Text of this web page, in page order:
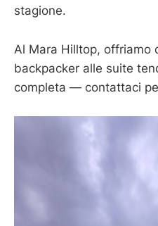
stagione.
Al Mara Hilltop, offriamo
backpacker alle suite
completa — contattaci